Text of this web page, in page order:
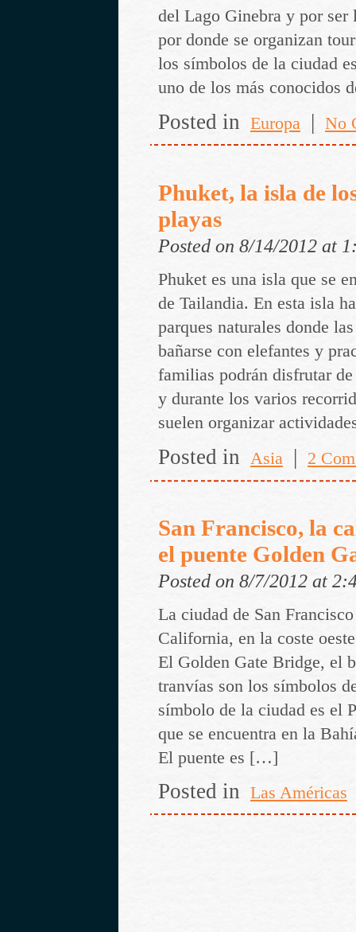
del Lago Ginebra y por ser
por donde se organizan
los símbolos de la ciudad
uno de los más conocidos
Posted in Europa | No
Phuket, la isla de
playas
Posted on 8/14/2012 at
Phuket es una isla que se
de Tailandia. En esta isla
parques naturales donde
bañarse con elefantes y
familias podrán disfrutar
y durante los varios
suelen organizar
Posted in Asia | 2
San Francisco, la
el puente Golden
Posted on 8/7/2012 at
La ciudad de San
California, en la coste
El Golden Gate Bridge, el
tranvías son los símbolos
símbolo de la ciudad es el
que se encuentra en la
El puente es […]
Posted in Las Américas